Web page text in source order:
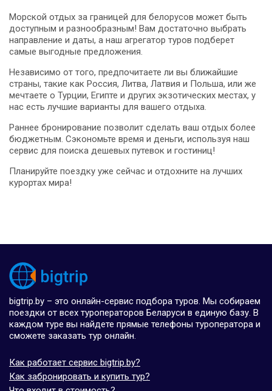
Морской отдых за границей для белорусов может быть
доступным и разнообразным! Вам достаточно выбрать
направление и даты, а наш агрегатор туров подберет
самые выгодные предложения.
Независимо от того, предпочитаете ли вы ближайшие
страны, такие как Россия, Литва, Латвия и Польша, или же
мечтаете о Турции, Египте и других экзотических местах, у
нас есть лучшие варианты для вашего отдыха.
Раннее бронирование позволит сделать ваш отдых более
бюджетным. Сэкономьте время и деньги, используя наш
сервис для поиска дешевых путевок и гостиниц!
Планируйте поездку уже сейчас и отдохните на лучших
курортах мира!
bigtrip.by – это онлайн-сервис подбора туров. Мы собираем
поездки от всех туроператоров Беларуси в единую базу. В
каждом туре вы найдете прямые телефоны туроператора и
сможете заказать тур онлайн.
Как работает сервис bigtrip.by?
Как забронировать и купить тур?